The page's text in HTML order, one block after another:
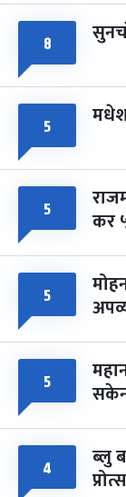
८
५
५ कर
५
५
४ ब्लु